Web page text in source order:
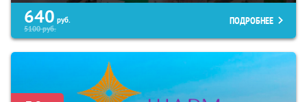
640 руб.
5100руб.
ПОДРОБНЕЕ